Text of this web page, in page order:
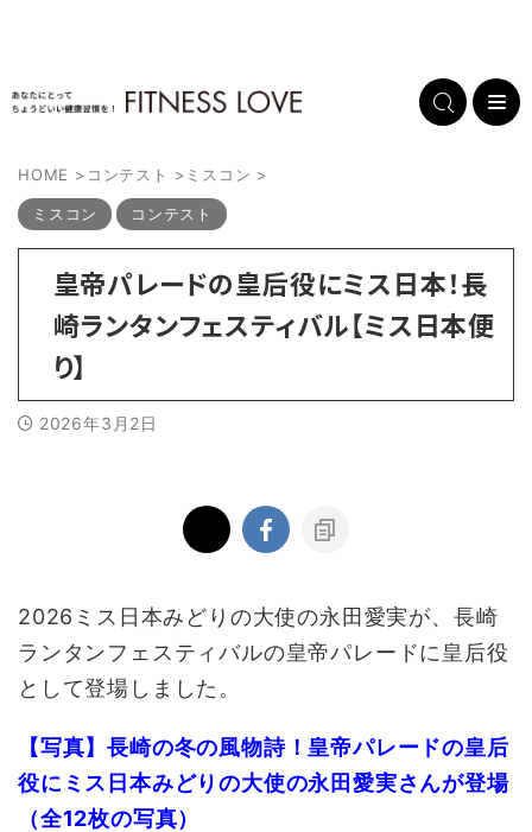
HOME > コンテスト > ミスコン >
ミスコン コンテスト
皇帝パレードの皇后役にミス日本！長
崎ランタンフェスティバル【ミス日本便
り】
2026年3月2日
2026ミス日本みどりの大使の永田愛実が、長崎
ランタンフェスティバルの皇帝パレードに皇后役
として登場しました。
【写真】長崎の冬の風物詩！皇帝パレードの皇后
役にミス日本みどりの大使の永田愛実さんが登場
（全12枚の写真）